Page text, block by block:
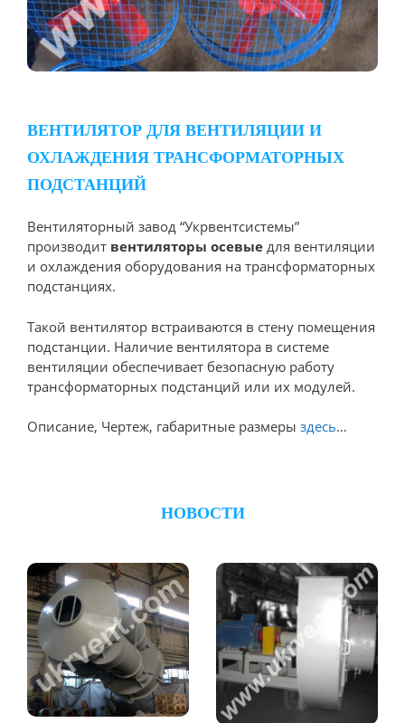
ВЕНТИЛЯТОР ДЛЯ ВЕНТИЛЯЦИИ И
ОХЛАЖДЕНИЯ ТРАНСФОРМАТОРНЫХ
ПОДСТАНЦИЙ
Вентиляторный завод “Укрвентсистемы”
производит вентиляторы осевые для вентиляции
и охлаждения оборудования на трансформаторных
подстанциях.
Такой вентилятор встраиваются в стену помещения
подстанции. Наличие вентилятора в системе
вентиляции обеспечивает безопасную работу
трансформаторных подстанций или их модулей.
Описание, Чертеж, габаритные размеры здесь…
НОВОСТИ